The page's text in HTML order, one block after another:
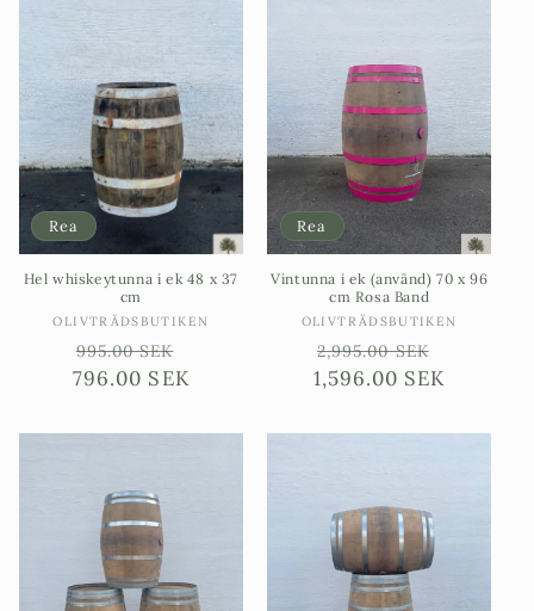
Rea
Hel whiskeytunna i ek 48 x 37
cm
Säljare:
OLIVTRÄDSBUTIKEN
Ordinarie
pris
995.00 SEK
Försäljningspris
796.00 SEK
Rea
Vintunna i ek (använd) 70 x 96
cm Rosa Band
Säljare:
OLIVTRÄDSBUTIKEN
Ordinarie
pris
2,995.00 SEK
1,596.00 SEK